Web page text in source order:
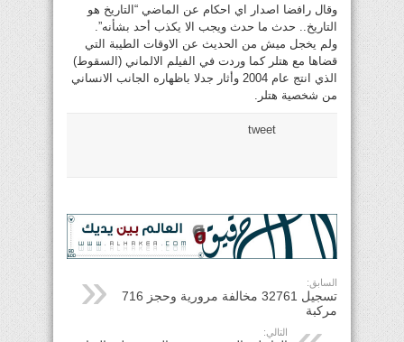
وقال رافضا اصدار اي احكام عن الماضي “التاريخ هو
التاريخ.. حدث ما حدث ويجب الا يكذب أحد بشأنه”.
ولم يخجل ميش من الحديث عن الاوقات الطيبة التي
قضاها مع هتلر كما وردت في الفيلم الالماني (السقوط)
الذي انتج عام 2004 وأثار جدلا باظهاره الجانب الانساني
من شخصية هتلر.
tweet
السابق:
تسجيل 32761 مخالفة مرورية وحجز 716
مركبة
التالي: